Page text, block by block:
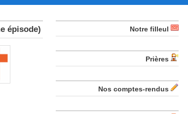
épisode) Notre filleul
Prières
Nos comptes-rendus